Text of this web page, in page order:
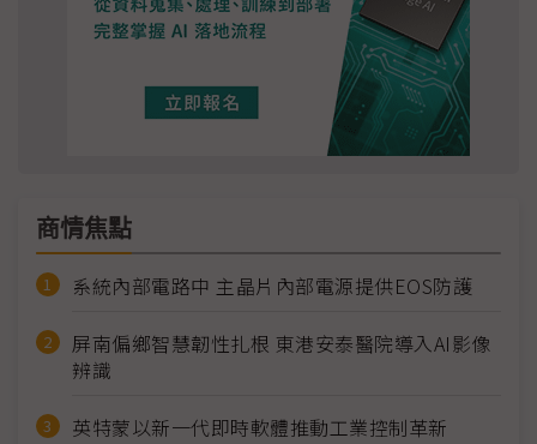
商情焦點
系統內部電路中 主晶片內部電源提供EOS防護
屏南偏鄉智慧韌性扎根 東港安泰醫院導入AI影像
辨識
英特蒙以新一代即時軟體推動工業控制革新